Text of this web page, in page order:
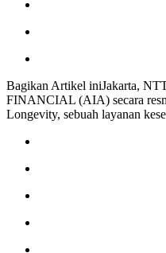
Bagikan Artikel iniJakarta,
FINANCIAL (AIA) secara
Longevity, sebuah layanan